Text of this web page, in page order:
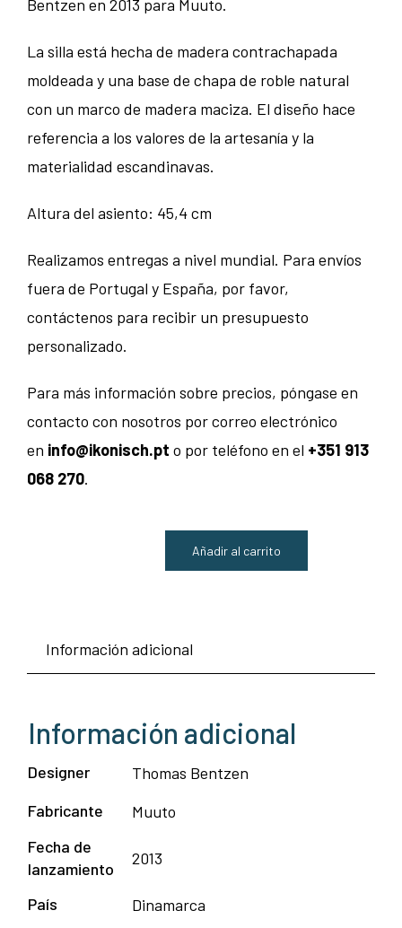
Bentzen en 2013 para Muuto.
La silla está hecha de madera contrachapada
moldeada y una base de chapa de roble natural
con un marco de madera maciza. El diseño hace
referencia a los valores de la artesanía y la
materialidad escandinavas.
Altura del asiento: 45,4 cm
Realizamos entregas a nivel mundial. Para envíos
fuera de Portugal y España, por favor,
contáctenos para recibir un presupuesto
personalizado.
Para más información sobre precios, póngase en
contacto con nosotros por correo electrónico
en info@ikonisch.pt o por teléfono en el +351 913
068 270.
Muuto
cantidad
Añadir al carrito
Información adicional
Información adicional
Designer
Thomas Bentzen
Fabricante
Muuto
Fecha de
lanzamiento
2013
País
Dinamarca